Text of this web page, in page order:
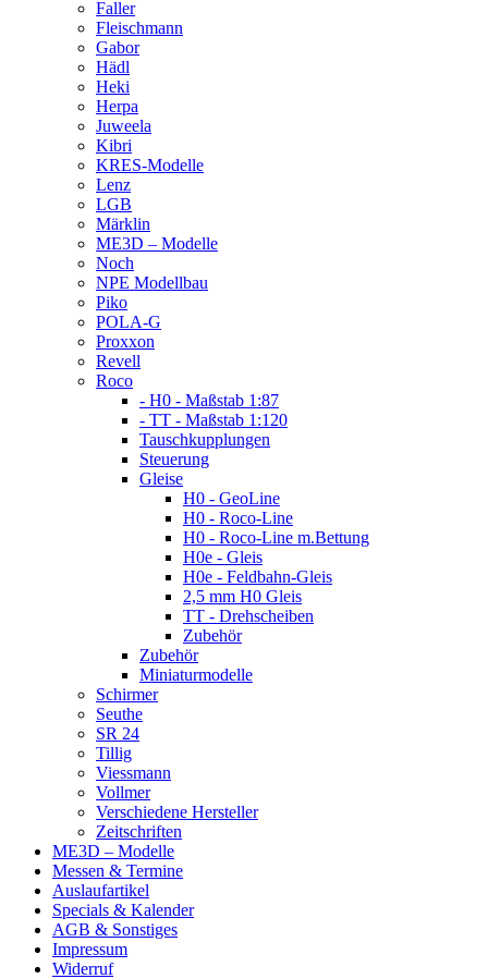
Faller
Fleischmann
Gabor
Hädl
Heki
Herpa
Juweela
Kibri
KRES-Modelle
Lenz
LGB
Märklin
ME3D – Modelle
Noch
NPE Modellbau
Piko
POLA-G
Proxxon
Revell
Roco
- H0 - Maßstab 1:87
- TT - Maßstab 1:120
Tauschkupplungen
Steuerung
Gleise
H0 - GeoLine
H0 - Roco-Line
H0 - Roco-Line m.Bettung
H0e - Gleis
H0e - Feldbahn-Gleis
2,5 mm H0 Gleis
TT - Drehscheiben
Zubehör
Zubehör
Miniaturmodelle
Schirmer
Seuthe
SR 24
Tillig
Viessmann
Vollmer
Verschiedene Hersteller
Zeitschriften
ME3D – Modelle
Messen & Termine
Auslaufartikel
Specials & Kalender
AGB & Sonstiges
Impressum
Widerruf